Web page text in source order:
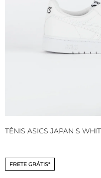
TÊNIS ASICS JAPAN S
FRETE GRÁTIS*